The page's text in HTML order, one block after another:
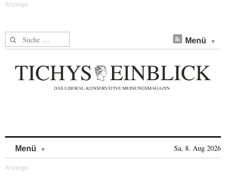
Suche nach: Menü
Menü Sa, 8. Aug 2026